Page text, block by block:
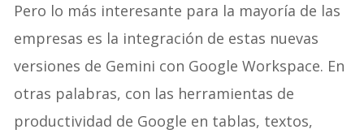
Pero lo más interesante para la mayoría de las
empresas es la integración de estas nuevas
versiones de Gemini con Google Workspace. En
otras palabras, con las herramientas de
productividad de Google en tablas, textos,